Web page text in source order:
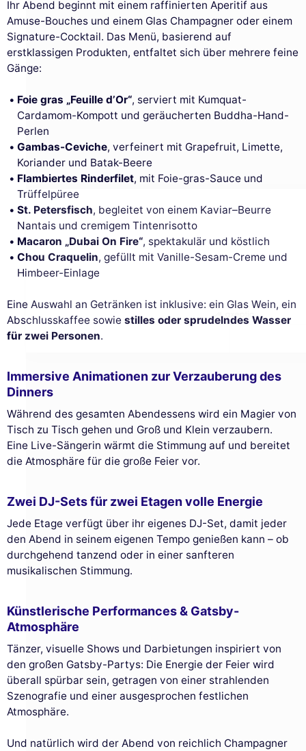
Diese Website verwendet
Cookies
Wir verwenden Cookies und Ihre
persönlichen Daten, um Ihr Surferlebnis zu
verbessern, unsere Reichweite zu messen und die Ihnen
angezeigten Werbeanzeigen zu personalisieren. Sie können Ihre
Einstellungen jederzeit akzeptieren, ablehnen oder anpassen.
Genehmigungen zertifiziert von
Nei, danke Ich möchte wählen Ich stimme zu
Ihr Abend beginnt mit einem raffinierten Aperitif aus
Amuse-Bouches und einem Glas Champagner oder einem
Signature-Cocktail. Das Menü, basierend auf
erstklassigen Produkten, entfaltet sich über mehrere feine
Gänge:
Foie gras „Feuille d’Or“, serviert mit Kumquat-
Cardamom-Kompott und geräucherten Buddha-Hand-
Perlen
Gambas-Ceviche, verfeinert mit Grapefruit, Limette,
Koriander und Batak-Beere
Flambiertes Rinderfilet, mit Foie-gras-Sauce und
Trüffelpüree
St. Petersfisch, begleitet von einem Kaviar–Beurre
Nantais und cremigem Tintenrisotto
Macaron „Dubai On Fire“, spektakulär und köstlich
Chou Craquelin, gefüllt mit Vanille-Sesam-Creme und
Himbeer-Einlage
Eine Auswahl an Getränken ist inklusive: ein Glas Wein, ein
Abschlusskaffee sowie stilles oder sprudelndes Wasser
für zwei Personen.
Immersive Animationen zur Verzauberung des
Dinners
Während des gesamten Abendessens wird ein Magier von
Tisch zu Tisch gehen und Groß und Klein verzaubern.
Eine Live-Sängerin wärmt die Stimmung auf und bereitet
die Atmosphäre für die große Feier vor.
Zwei DJ-Sets für zwei Etagen volle Energie
Jede Etage verfügt über ihr eigenes DJ-Set, damit jeder
den Abend in seinem eigenen Tempo genießen kann – ob
durchgehend tanzend oder in einer sanfteren
musikalischen Stimmung.
Künstlerische Performances & Gatsby-
Atmosphäre
Tänzer, visuelle Shows und Darbietungen inspiriert von
den großen Gatsby-Partys: Die Energie der Feier wird
überall spürbar sein, getragen von einer strahlenden
Szenografie und einer ausgesprochen festlichen
Atmosphäre.
Und natürlich wird der Abend von reichlich Champagner